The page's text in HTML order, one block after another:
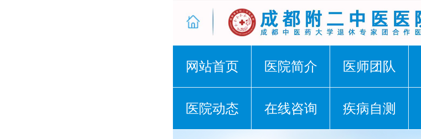
网站首页 医院简介 医师团队
医院动态 在线咨询 疾病自测